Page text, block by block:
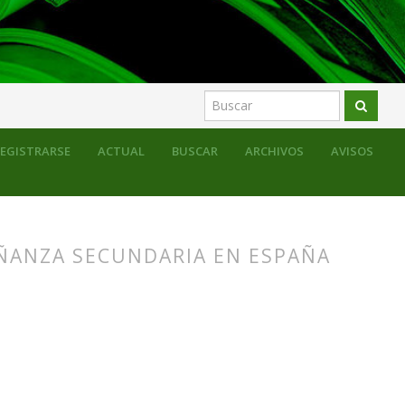
ACTUAL BUSCAR ARCHIVOS AVISOS
SECUNDARIA EN ESPAÑA